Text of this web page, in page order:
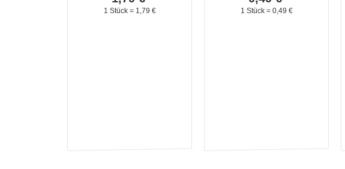
1 Stück = 1, 79 € 1 Stück = 0, 49 €